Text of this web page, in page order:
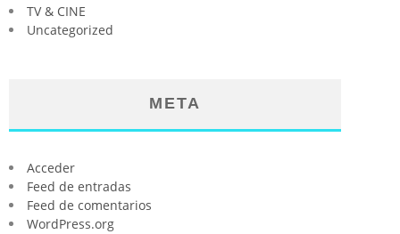
TV & CINE
Uncategorized
META
Acceder
Feed de entradas
Feed de comentarios
WordPress.org